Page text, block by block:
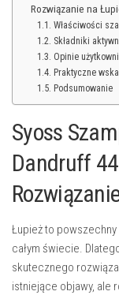
Rozwiązanie na
Właściwości
Składniki
Opinie
Praktyczne
Podsumowanie
Syoss
Dandruff
Łupież to
całym świecie.
skutecznego
istniejące objawy, ale